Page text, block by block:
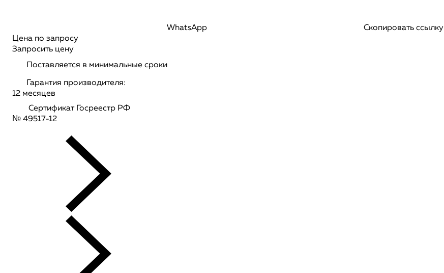
WhatsApp
Скопировать ссылку
Цена по запросу
Запросить цену
Поставляется в минимальные сроки
Гарантия производителя:
12 месяцев
Сертификат Госреестр РФ
№ 49517-12